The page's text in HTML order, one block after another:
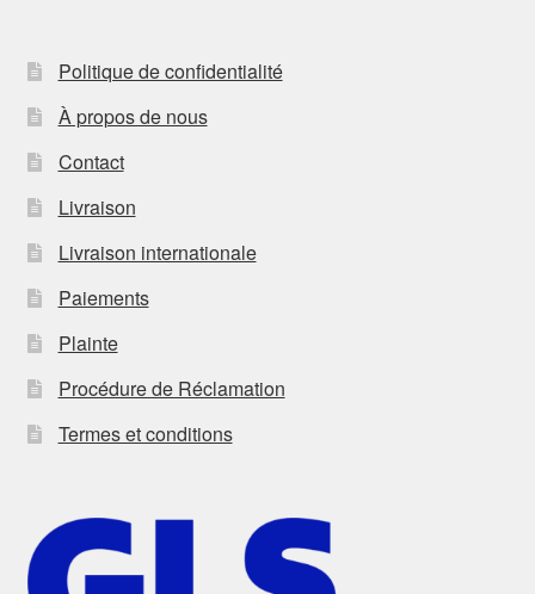
Politique de confidentialité
À propos de nous
Contact
Livraison
Livraison internationale
Paiements
Plainte
Procédure de Réclamation
Termes et conditions